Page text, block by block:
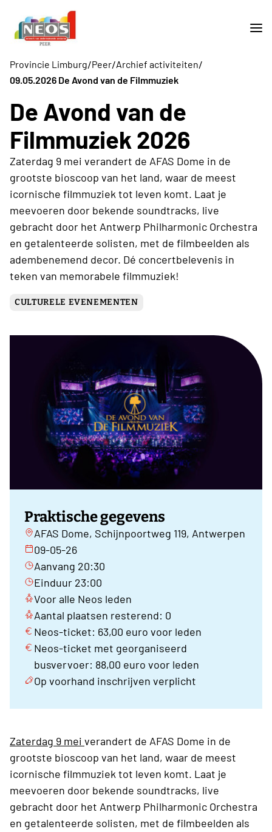
Provincie Limburg/Peer/Archief activiteiten/
09.05.2026 De Avond van de Filmmuziek
De Avond van de
Filmmuziek 2026
Zaterdag 9 mei verandert de AFAS Dome in de
grootste bioscoop van het land, waar de meest
icornische filmmuziek tot leven komt. Laat je
meevoeren door bekende soundtracks, live
gebracht door het Antwerp Philharmonic Orchestra
en getalenteerde solisten, met de filmbeelden als
adembenemend decor. Dé concertbelevenis in
teken van memorabele filmmuziek!
CULTURELE EVENEMENTEN
Praktische gegevens
AFAS Dome, Schijnpoortweg 119, Antwerpen
09-05-26
Aanvang 20:30
Einduur 23:00
Voor alle Neos leden
Aantal plaatsen resterend: 0
Neos-ticket: 63,00 euro voor leden
Neos-ticket met georganiseerd
busvervoer: 88,00 euro voor leden
Op voorhand inschrijven verplicht
Zaterdag 9 mei verandert de AFAS Dome in de
grootste bioscoop van het land, waar de meest
icornische filmmuziek tot leven komt. Laat je
meevoeren door bekende soundtracks, live
gebracht door het Antwerp Philharmonic Orchestra
en getalenteerde solisten, met de filmbeelden als